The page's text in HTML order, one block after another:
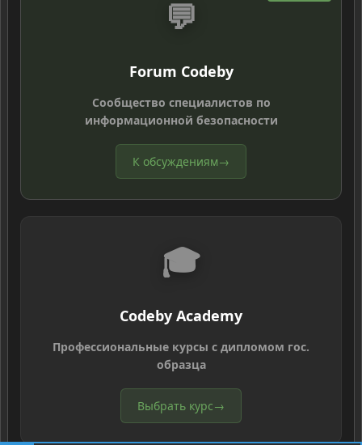
💬
Forum Codeby
Сообщество специалистов по
информационной безопасности
К обсуждениям→
🎓
Codeby Academy
Профессиональные курсы с дипломом гос.
образца
Выбрать курс→